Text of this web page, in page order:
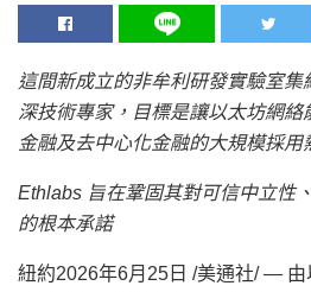
這間新成立的非牟利研發實驗室
深技術專家，目標是讓以太坊網
金融及去中心化金融的大規模採用
Ethlabs 旨在鞏固其對可信中立性
的根本承諾
紐約2026年6月25日 /美通社/ — 由